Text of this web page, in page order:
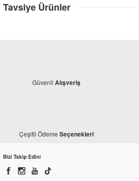
Tavsiye Ürünler
Bajaj Pulsar 200 NS Ön Amortisör Alt Boru Sağ
Güvenli Alışveriş
Çeşitli Ödeme Seçenekleri
Bizi Takip Edin!